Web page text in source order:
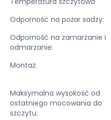
Odporność na pożar sadzy:
Odporność na zamarzanie i
odmarzanie:
Montaż:
Maksymalna wysokość od
ostatniego mocowania do
szczytu: